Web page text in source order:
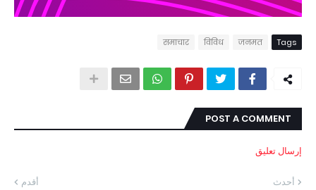
Tags
जनमत
विविध
समाचार
POST A COMMENT
إرسال تعليق
أحدث أقدم